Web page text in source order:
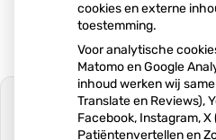
cookies en externe
toestemming.
Voor analytische
Matomo en Google
inhoud werken wij
Translate en Reviews),
Facebook, Instagram, X
Patiëntenvertellen en